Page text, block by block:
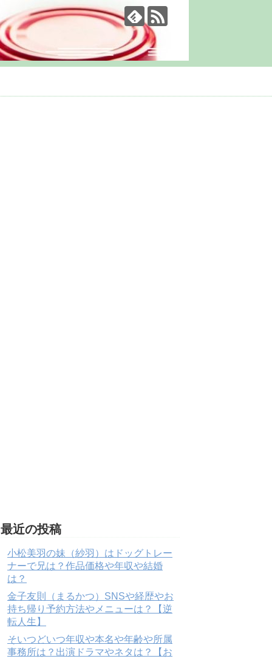
最近の投稿
小松美羽の妹（紗羽）はドッグトレー
ナーで兄は？作品価格や年収や結婚
は？
金子友則（まるかつ）SNSや経歴やお
持ち帰り予約方法やメニューは？【逆
転人生】
そいつどいつ年収や本名や年齢や所属
事務所は？出演ドラマやネタは？【お